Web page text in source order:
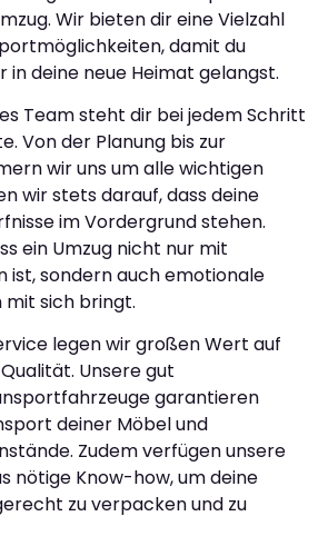
Wir bieten dir eine Vielzahl
damit du
in deine neue Heimat gelangst.
Team steht dir bei jedem Schritt
Von der Planung bis zur
wir uns um alle wichtigen
wir stets darauf, dass deine
im Vordergrund stehen.
ein Umzug nicht nur mit
ist, sondern auch emotionale
mit sich bringt.
legen wir großen Wert auf
Unsere gut
garantieren
deiner Möbel und
Zudem verfügen unsere
nötige Know-how, um deine
zu verpacken und zu